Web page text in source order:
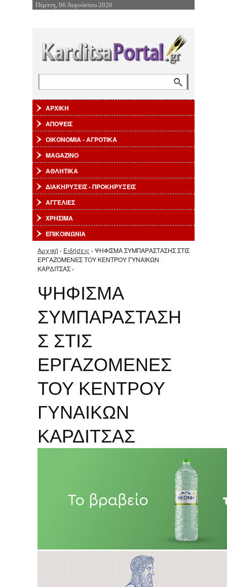
Επιστροφή στην Πλοήγηση
Πέμπτη, 06 Αυγούστου 2026
ΑΡΧΙΚΗ
ΑΠΟΨΕΙΣ
ΟΙΚΟΝΟΜΙΑ - ΑΓΡΟΤΙΚΑ
MAGAZINO
ΑΘΛΗΤΙΚΑ
ΔΙΑΚΗΡΥΞΕΙΣ - ΠΡΟΚΗΡΥΞΕΙΣ
ΑΓΓΕΛΙΕΣ
ΧΡΗΣΙΜΑ
ΕΠΙΚΟΙΝΩΝΙΑ
Είστε εδώ
Αρχική › Ειδήσεις › ΨΗΦΙΣΜΑ ΣΥΜΠΑΡΑΣΤΑΣΗΣ ΣΤΙΣ
ΕΡΓΑΖΟΜΕΝΕΣ ΤΟΥ ΚΕΝΤΡΟΥ ΓΥΝΑΙΚΩΝ
ΚΑΡΔΙΤΣΑΣ ›
ΨΗΦΙΣΜΑ
ΣΥΜΠΑΡΑΣΤΑΣΗ
Σ ΣΤΙΣ
ΕΡΓΑΖΟΜΕΝΕΣ
ΤΟΥ ΚΕΝΤΡΟΥ
ΓΥΝΑΙΚΩΝ
ΚΑΡΔΙΤΣΑΣ